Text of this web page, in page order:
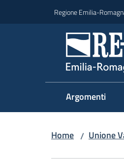
Regione Emilia-
Argomenti
Home / Unione